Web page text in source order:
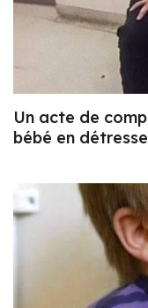
Un acte de
bébé en détresse